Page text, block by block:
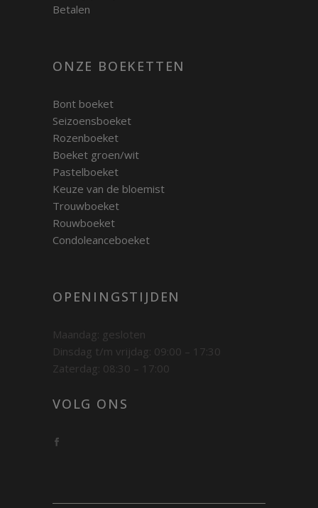
Betalen
ONZE BOEKETTEN
Bont boeket
Seizoensboeket
Rozenboeket
Boeket groen/wit
Pastelboeket
Keuze van de bloemist
Trouwboeket
Rouwboeket
Condoleanceboeket
OPENINGSTIJDEN
Maandag: gesloten
Dinsdag t/m vrijdag: 09:00 – 17:30
Zaterdag: 08:30 – 17:00
VOLG ONS